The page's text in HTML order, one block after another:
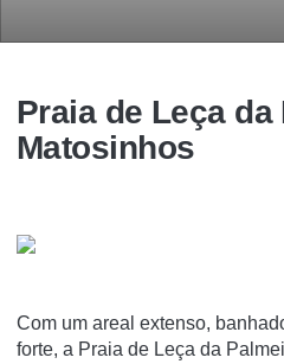
Praia de Leça
Matosinhos
Com um areal extenso,
forte, a Praia de Leça da